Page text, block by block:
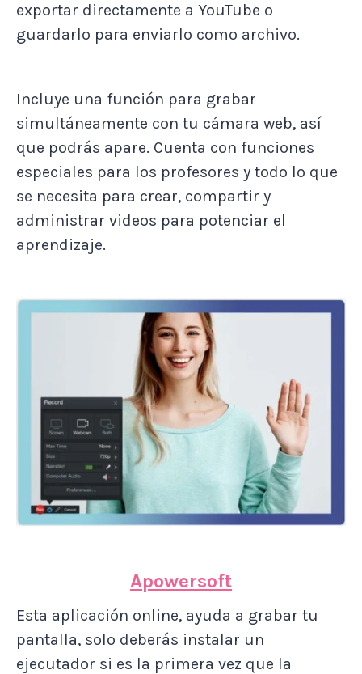
exportar directamente a YouTube o
guardarlo para enviarlo como archivo.
Incluye una función para grabar
simultáneamente con tu cámara web, así
que podrás apare. Cuenta con funciones
especiales para los profesores y todo lo que
se necesita para crear, compartir y
administrar videos para potenciar el
aprendizaje.
Apowersoft
Esta aplicación online, ayuda a grabar tu
pantalla, solo deberás instalar un
ejecutador si es la primera vez que la